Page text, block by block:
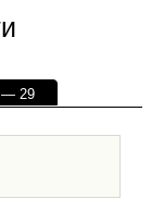
— 29